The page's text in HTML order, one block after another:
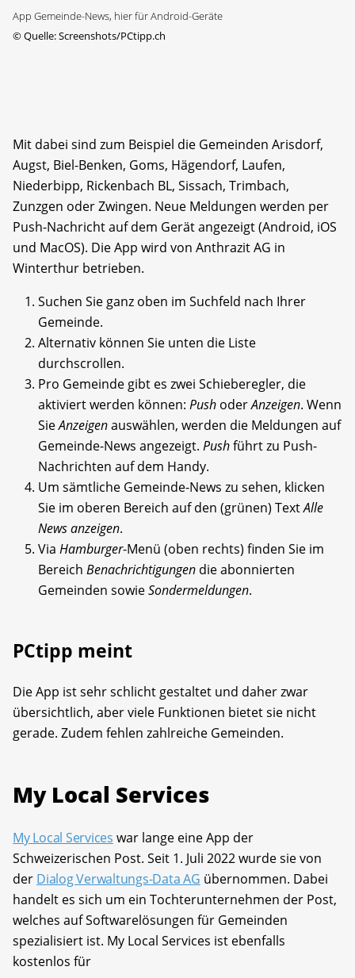
App Gemeinde-News, hier für Android-Geräte
©Quelle: Screenshots/PCtipp.ch
Mit dabei sind zum Beispiel die Gemeinden Arisdorf,
Augst, Biel-Benken, Goms, Hägendorf, Laufen,
Niederbipp, Rickenbach BL, Sissach, Trimbach,
Zunzgen oder Zwingen. Neue Meldungen werden per
Push-Nachricht auf dem Gerät angezeigt (Android, iOS
und MacOS). Die App wird von Anthrazit AG in
Winterthur betrieben.
Suchen Sie ganz oben im Suchfeld nach Ihrer
Gemeinde.
Alternativ können Sie unten die Liste
durchscrollen.
Pro Gemeinde gibt es zwei Schieberegler, die
aktiviert werden können: Push oderAnzeigen. Wenn
SieAnzeigenauswählen, werden die Meldungen auf
Gemeinde-News angezeigt. Pushführt zu Push-
Nachrichten auf dem Handy.
Um sämtliche Gemeinde-News zu sehen, klicken
Sie im oberen Bereich auf den (grünen) TextAlle
News anzeigen.
Via Hamburger-Menü (oben rechts) finden Sie im
Bereich Benachrichtigungen die abonnierten
Gemeinden sowieSondermeldungen.
PCtipp meint
Die App ist sehr schlicht gestaltet und daher zwar
übersichtlich, aber viele Funktionen bietet sie nicht
gerade. Zudem fehlen zahlreiche Gemeinden.
My Local Services
My Local Services war lange eine App der
Schweizerischen Post. Seit 1. Juli 2022 wurde sie von
der Dialog Verwaltungs-Data AG übernommen. Dabei
handelt es sich um ein Tochterunternehmen der Post,
welches auf Softwarelösungen für Gemeinden
spezialisiert ist. My Local Services ist ebenfalls
kostenlos für